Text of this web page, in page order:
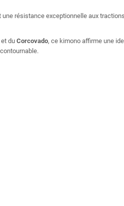
résistance exceptionnelle aux
du Corcovado, ce kimono affirme une